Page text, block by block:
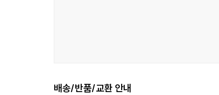
배송/반품/교환 안내